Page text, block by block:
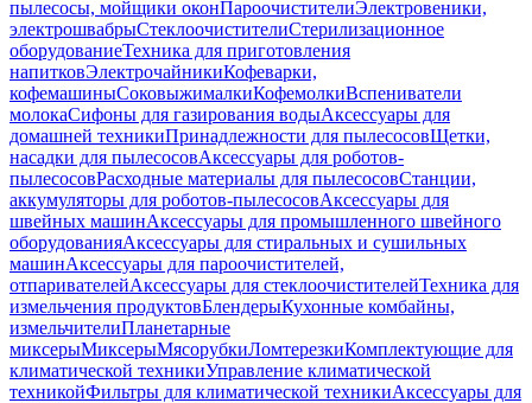
пылесосы, мойщики оконПароочистителиЭлектровеники,
электрошвабрыСтеклоочистителиСтерилизационное
оборудованиеТехника для приготовления
напитковЭлектрочайникиКофеварки,
кофемашиныСоковыжималкиКофемолкиВспениватели
молокаСифоны для газирования водыАксессуары для
домашней техникиПринадлежности для пылесосовЩетки,
насадки для пылесосовАксессуары для роботов-
пылесосовРасходные материалы для пылесосовСтанции,
аккумуляторы для роботов-пылесосовАксессуары для
швейных машинАксессуары для промышленного швейного
оборудованияАксессуары для стиральных и сушильных
машинАксессуары для пароочистителей,
отпаривателейАксессуары для стеклоочистителейТехника для
измельчения продуктовБлендерыКухонные комбайны,
измельчителиПланетарные
миксерыМиксерыМясорубкиЛомтерезкиКомплектующие для
климатической техникиУправление климатической
техникойФильтры для климатической техникиАксессуары для